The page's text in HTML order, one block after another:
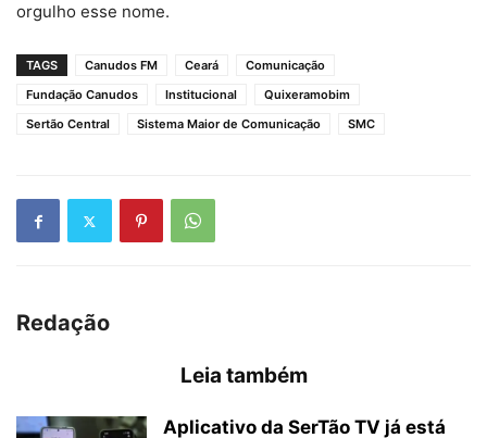
orgulho esse nome.
TAGS Canudos FM Ceará
Comunicação
Fundação Canudos
Institucional
Quixeramobim
Sertão Central
Sistema Maior de Comunicação SMC
Redação
Leia também
Aplicativo da SerTão TV já está